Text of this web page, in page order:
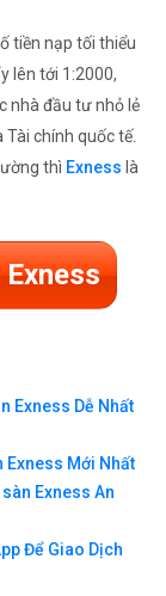
tiền nạp tối thiểu
lên tới 1:2000,
nhà đầu tư nhỏ lẻ
chính quốc tế.
thì Exness là
Exness Dễ Nhất
Exness Mới Nhất
Exness An
Để Giao Dịch